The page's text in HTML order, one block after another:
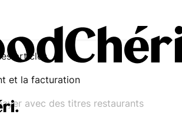
articles
et la facturation
avec des titres restaurants